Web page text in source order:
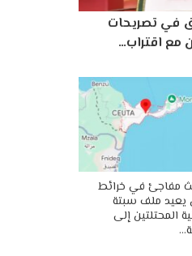
في تصريحات
مع اقتراب…
مفاجئ في خرائط
يعيد ملف سبتة
المحتلتين إلى